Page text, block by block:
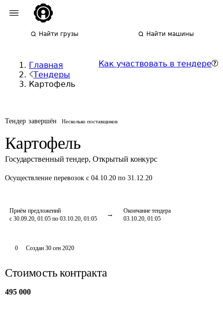
Найти грузы Найти машины
Главная
Тендеры
Картофель
Как участвовать в тендере
Тендер завершён Несколько поставщиков
Картофель
Государственный тендер, Открытый конкурс
Осуществление перевозок с 04.10.20 по 31.12.20
Приём предложений
с 30.09.20, 01:05 по 03.10.20, 01:05
Окончание тендера
03.10.20, 01:05
0 Создан 30 сен 2020
Стоимость контракта
495 000